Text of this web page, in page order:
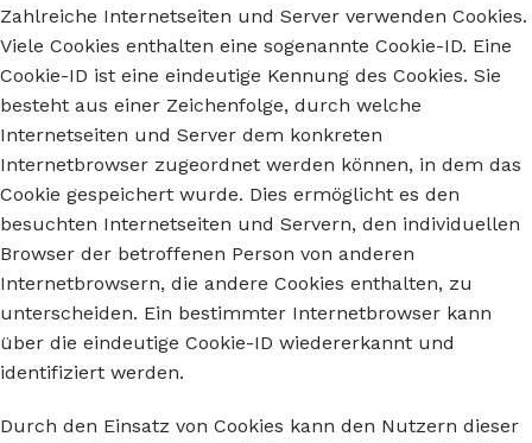
Zahlreiche Internetseiten und Server verwenden Cookies.
Viele Cookies enthalten eine sogenannte Cookie-ID. Eine
Cookie-ID ist eine eindeutige Kennung des Cookies. Sie
besteht aus einer Zeichenfolge, durch welche
Internetseiten und Server dem konkreten
Internetbrowser zugeordnet werden können, in dem das
Cookie gespeichert wurde. Dies ermöglicht es den
besuchten Internetseiten und Servern, den individuellen
Browser der betroffenen Person von anderen
Internetbrowsern, die andere Cookies enthalten, zu
unterscheiden. Ein bestimmter Internetbrowser kann
über die eindeutige Cookie-ID wiedererkannt und
identifiziert werden.
Durch den Einsatz von Cookies kann den Nutzern dieser